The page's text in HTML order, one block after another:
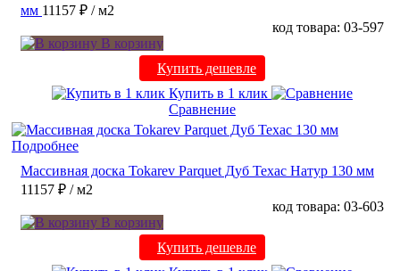
мм 11157 ₽ / м2
код товара: 03-597
В корзину
Купить дешевле
Купить в 1 клик
Сравнение
Подробнее
Массивная доска Tokarev Parquet Дуб Техас Натур 130 мм
11157 ₽ / м2
код товара: 03-603
В корзину
Купить дешевле